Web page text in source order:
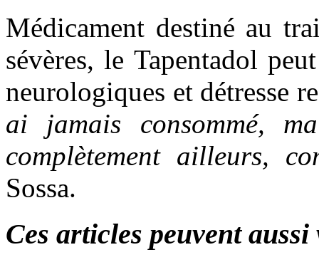
Médicament destiné au
sévères, le Tapentadol
neurologiques et détresse
ai jamais consommé,
complètement ailleurs,
Sossa.
Ces articles peuvent